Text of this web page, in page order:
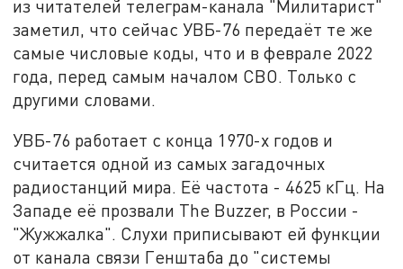
из читателей телеграм-канала "Милитарист"
заметил, что сейчас УВБ-76 передаёт те же
самые числовые коды, что и в феврале 2022
года, перед самым началом СВО. Только с
другими словами.
УВБ-76 работает с конца 1970-х годов и
считается одной из самых загадочных
радиостанций мира. Её частота - 4625 кГц. На
Западе её прозвали The Buzzer, в России -
"Жужжалка". Слухи приписывают ей функции
от канала связи Генштаба до "системы